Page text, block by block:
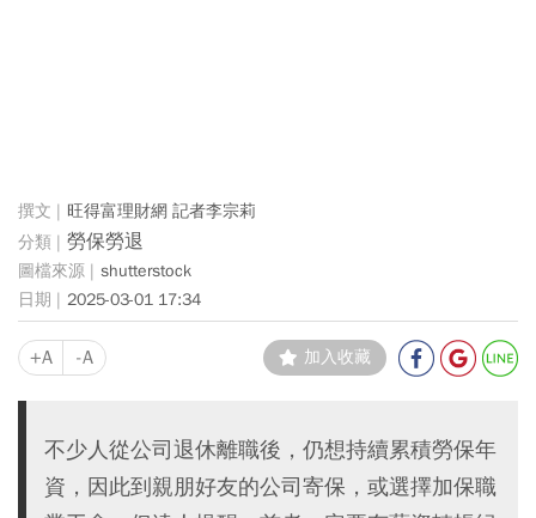
旺得富理財網 記者李宗莉
勞保勞退
shutterstock
2025-03-01 17:34
+A -A 加入收藏
不少人從公司退休離職後，仍想持續累積勞保年
資，因此到親朋好友的公司寄保，或選擇加保職